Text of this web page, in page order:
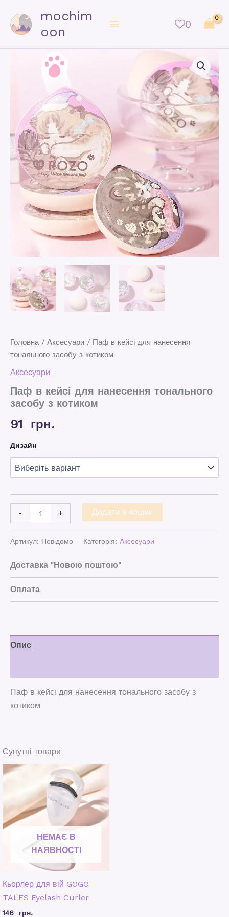
0
mochim
oon
Головна/ Аксесуари / Паф в кейсі для нанесення
тонального засобу з котиком
Аксесуари
Паф в кейсі для нанесення тонального
засобу з котиком
91 грн.
Дизайн
- + Додати в кошик
Артикул: Невідомо Категорія: Аксесуари
Доставка "Новою поштою"
Оплата
Опис
Паф в кейсі для нанесення тонального засобу з
котиком
Супутні товари
НЕМАЄ В
НАЯВНОСТІ
Кьорлер для вій GOGO
TALES Eyelash Curler
146 грн.